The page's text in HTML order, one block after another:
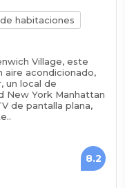
habitaciones
Village, este
aire acondicionado,
un local de
New York Manhattan
de pantalla plana,
8.2